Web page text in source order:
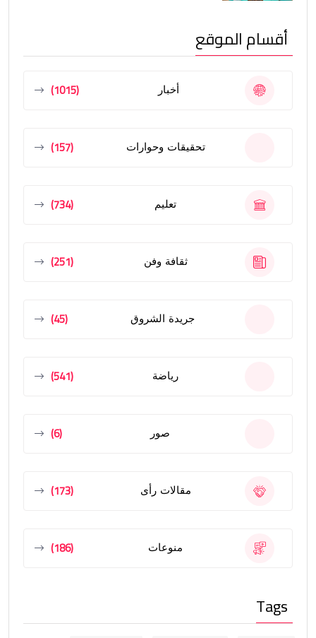
أقسام الموقع
أخبار (1015)
تحقيقات وحوارات (157)
تعليم (734)
ثقافة وفن (251)
جريدة الشروق (45)
رياضة (541)
صور (6)
مقالات رأى (173)
منوعات (186)
Tags